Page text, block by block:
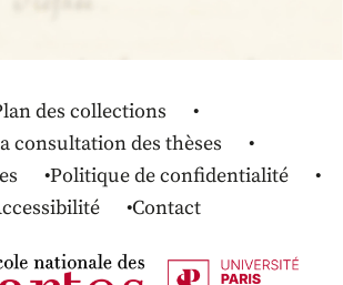
des collections
consultation des thèses
Politique de confidentialité
Contact